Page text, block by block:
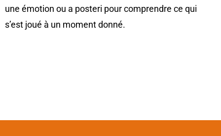
une émotion ou a posteri pour comprendre ce qui
s’est joué à un moment donné.